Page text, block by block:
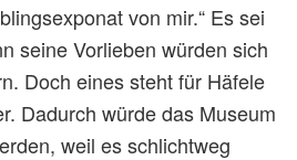
von mir.“ Es sei
seine Vorlieben würden sich
Doch eines steht für Häfele
Dadurch würde das Museum
weil es schlichtweg